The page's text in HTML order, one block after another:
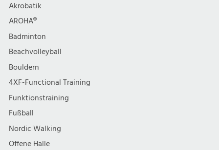
Akrobatik
AROHA®
Badminton
Beachvolleyball
Bouldern
4XF-Functional Training
Funktionstraining
Fußball
Nordic Walking
Offene Halle